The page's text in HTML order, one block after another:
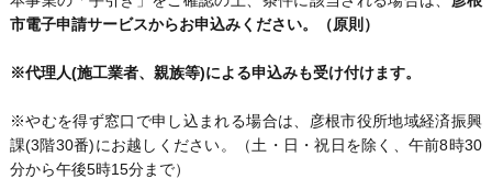
市電子申請サービスからお申込みください。（原則）
※代理人(施工業者、親族等)による申込みも受け付けます。
※やむを得ず窓口で申し込まれる場合は、彦根市役所地域経済振興
課(3階30番)にお越しください。（土・日・祝日を除く、午前8時30
分から午後5時15分まで）